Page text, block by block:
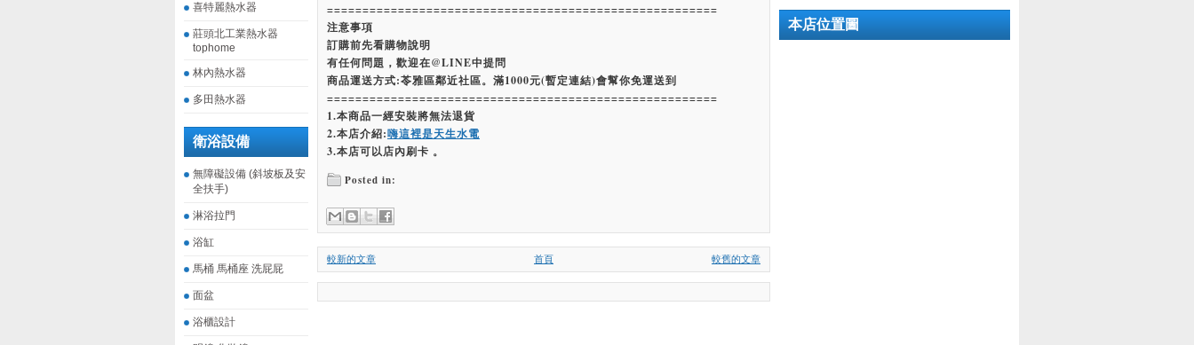
喜特麗熱水器
莊頭北工業熱水器
tophome
林內熱水器
多田熱水器
衛浴設備
無障礙設備 (斜坡板及安
全扶手)
淋浴拉門
浴缸
馬桶 馬桶座 洗屁屁
面盆
浴櫃設計
=======================================================
注意事項
訂購前先看購物說明
有任何問題，歡迎在@LINE中提問
商品運送方式:苓雅區鄰近社區。滿1000元(暫定連結)會幫你免運送到
=======================================================
1.本商品一經安裝將無法退貨
2.本店介紹:嗨這裡是天生水電
3.本店可以店內刷卡 。
Posted in:
較新的文章 較舊的文章
首頁
本店位置圖